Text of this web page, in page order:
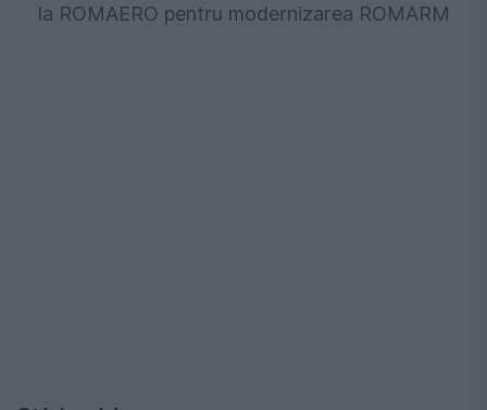
la ROMAERO pentru modernizarea ROMARM